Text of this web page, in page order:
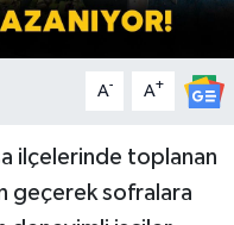
A- A+
ilçelerinde toplanan
geçerek sofralara